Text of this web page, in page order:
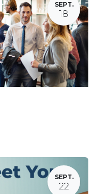
SEPT.
18
SEPT.
22